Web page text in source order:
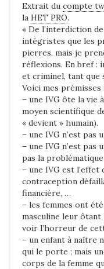
o
i
t
à
l
’
a
v
o
r
t
e
m
e
n
t
Extrait du compte
la HET PRO.
« De l’interdiction
intégristes que les
pierres, mais je
réflexions. En bref :
et criminel, tant que
Voici mes prémisses :
– une IVG ôte la vie
moyen scientifique
« devient » humain).
– une IVG n’est pas
– une IVG n’est pas
pas la
– une IVG est l’effet
contraception
financière, …
– les femmes ont
masculine leur
voir l’horreur de
– un enfant à naître
qui le porte ; mais
corps de la femme